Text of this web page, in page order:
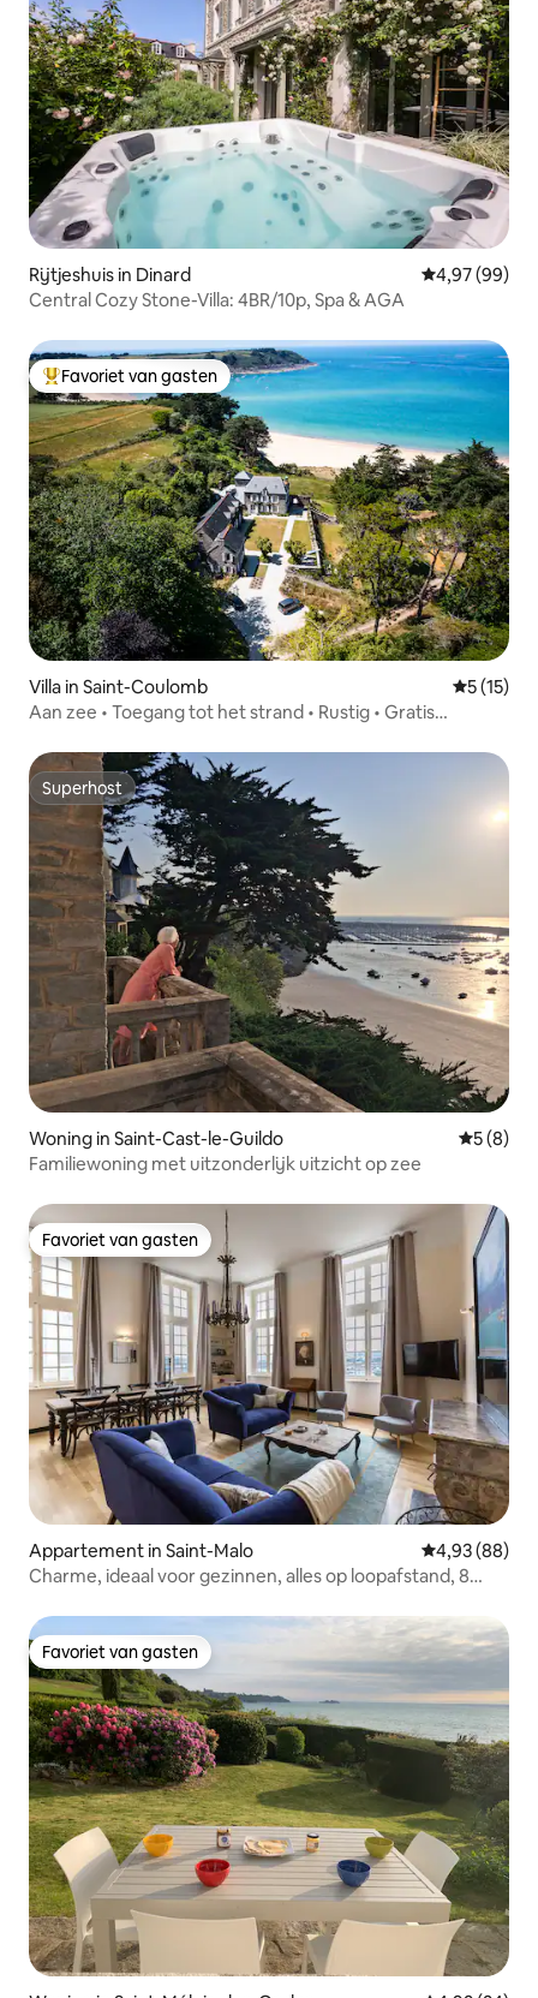
Rijtjeshuis in Dinard Gemiddelde
4,97 (99)
Central Cozy Stone-Villa: 4BR/10p, Spa & AGA
Topfavoriet van gasten
Favoriet van gasten
Villa in Saint-Coulomb
5 (15)
Aan zee • Toegang tot het strand • Rustig • Gratis
Superhost
Superhost
Woning in Saint-Cast-le-Guildo
5 (8)
Familiewoning met uitzonderlijk uitzicht op zee
Favoriet van gasten
Favoriet van gasten
Appartement in Saint-Malo Gemiddelde
4,93 (88)
Charme, ideaal voor gezinnen, alles op loopafstand, 8
Favoriet van gasten
Favoriet van gasten